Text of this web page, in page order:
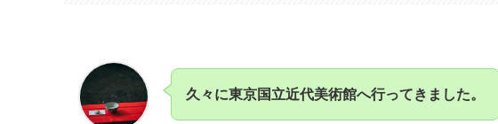
久々に東京国立近代美術館へ行ってきました。